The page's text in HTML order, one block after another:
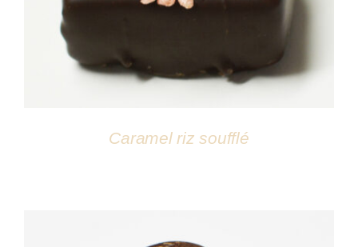
Caramel riz soufflé